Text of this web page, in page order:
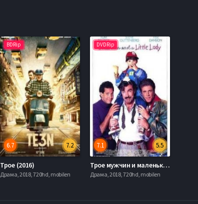
BDRip
7.2
6.7
Трое (2016)
Драма, 2018, 720hd, mobilen
DVDRip
5.5
7.1
Трое мужчин и маленькая леди (1990)
Драма, 2018, 720hd, mobilen